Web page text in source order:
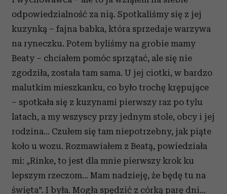
odpowiedzialność za nią. Spotkaliśmy się z jej
kuzynką – fajna babka, która sprzedaje warzywa
na ryneczku. Potem byliśmy na grobie mamy
Beaty – chciałem pomóc sprzątać, ale się nie
zgodziła, została tam sama. U jej ciotki, w bardzo
malutkim mieszkanku, co było trochę krępujące
– spotkała się z kuzynami pierwszy raz po tylu
latach, a my wszyscy przy jednym stole, obcy i jej
rodzina... Czułem się tam niepotrzebny, jak piąte
koło u wozu. Rozmawiałem z Beatą, powiedziała
mi: „Rinke, to jest dla mnie pierwszy krok ku
lepszym rzeczom... Mam nadzieję, że będę tu na
święta”. I była. Mogła spędzić z córką parę dni...